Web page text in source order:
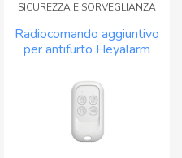
allarme
wireless
immunità
quantità
SICUREZZA E SORVEGLIANZA
Radiocomando aggiuntivo
per antifurto Heyalarm